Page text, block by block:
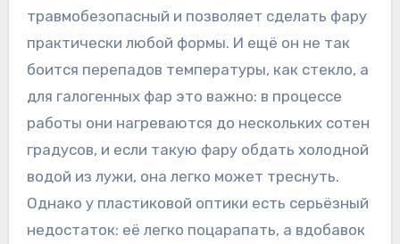
травмобезопасный и позволяет сделать фару
практически любой формы. И ещё он не так
боится перепадов температуры, как стекло, а
для галогенных фар это важно: в процессе
работы они нагреваются до нескольких сотен
градусов, и если такую фару обдать холодной
водой из лужи, она легко может треснуть.
Однако у пластиковой оптики есть серьёзный
недостаток: её легко поцарапать, а вдобавок